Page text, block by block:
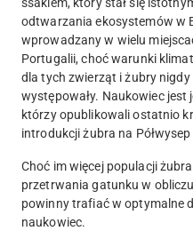
odtwarzania ekosystemów w
wprowadzany w wielu
Portugalii, choć warunki
dla tych zwierząt i żubry nigdy
występowały. Naukowiec jest
którzy opublikowali ostatnio
introdukcji żubra na
Choć im więcej populacji
przetrwania gatunku w
powinny trafiać w optymalne
naukowiec.